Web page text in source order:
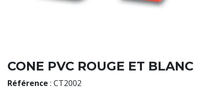
CONE PVC ROUGE ET BLANC
Référence : CT2002